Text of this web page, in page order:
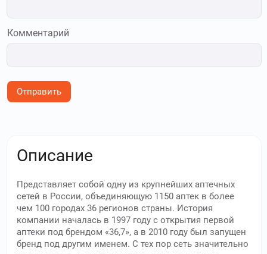
Комментарий
Отправить
Описание
Представляет собой одну из крупнейших аптечных
сетей в России, объединяющую 1150 аптек в более
чем 100 городах 36 регионов страны. История
компании началась в 1997 году с открытия первой
аптеки под брендом «36,7», а в 2010 году был запущен
бренд под другим именем. С тех пор сеть значительно